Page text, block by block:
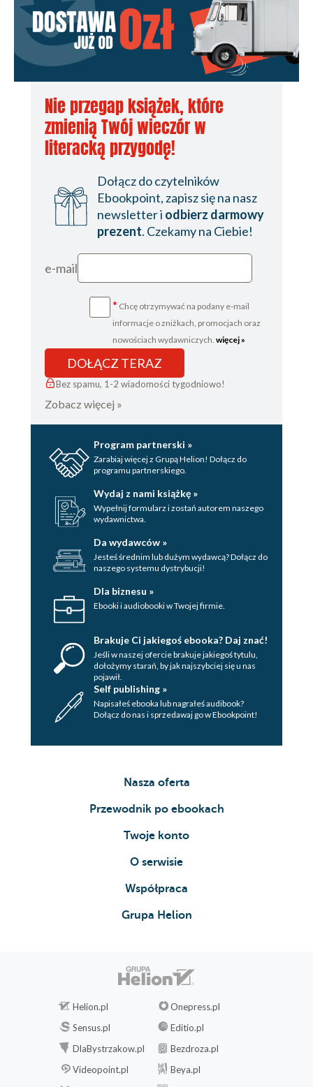
Nie przegap książek, które
zmienią Twój wieczór w
literacką przygodę!
Dołącz do czytelników
Ebookpoint, zapisz się na nasz
newsletter i odbierz darmowy
prezent. Czekamy na Ciebie!
e-mail
* Chcę otrzymywać na podany e-mail
informacje o zniżkach, promocjach oraz
nowościach wydawniczych. więcej »
DOŁĄCZ TERAZ
Bez spamu, 1-2 wiadomości tygodniowo!
Zobacz więcej »
Program partnerski »
Zarabiaj więcej z Grupą Helion! Dołącz do
programu partnerskiego.
Wydaj z nami książkę »
Wypełnij formularz i zostań autorem naszego
wydawnictwa.
Da wydawców »
Jesteś średnim lub dużym wydawcą? Dołącz do
naszego systemu dystrybucji!
Dla biznesu »
Ebooki i audiobooki w Twojej firmie.
Brakuje Ci jakiegoś ebooka? Daj znać!
Jeśli w naszej ofercie brakuje jakiegoś tytulu,
dołożymy starań, by jak najszybciej się u nas
pojawił.
Self publishing »
Napisałeś ebooka lub nagrałeś audibook?
Dołącz do nas i sprzedawaj go w Ebookpoint!
Nasza oferta
Przewodnik po ebookach
Twoje konto
O serwisie
Współpraca
Grupa Helion
Helion.pl
Onepress.pl
Sensus.pl
Editio.pl
DlaBystrzakow.pl
Bezdroza.pl
Videopoint.pl
Beya.pl